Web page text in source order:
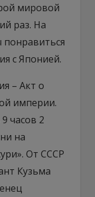
мировой
раз. На
понравиться
с Японией.
– Акт о
империи.
часов 2
на
От СССР
Кузьма